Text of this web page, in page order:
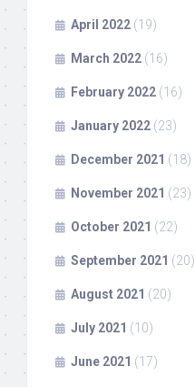
April 2022 (19)
March 2022 (16)
February 2022 (16)
January 2022 (23)
December 2021 (18)
November 2021 (23)
October 2021 (22)
September 2021 (20)
August 2021 (20)
July 2021 (10)
June 2021 (17)